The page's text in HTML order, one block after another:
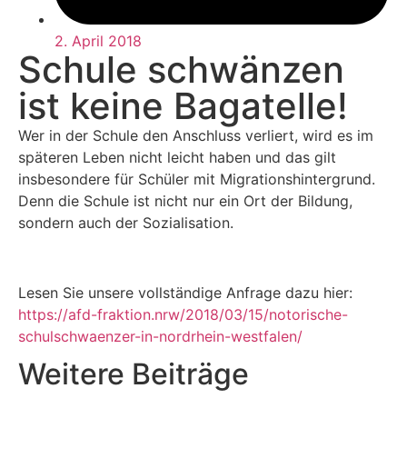
2. April 2018
Schule schwänzen
ist keine Bagatelle!
Wer in der Schule den Anschluss verliert, wird es im
späteren Leben nicht leicht haben und das gilt
insbesondere für Schüler mit Migrationshintergrund.
Denn die Schule ist nicht nur ein Ort der Bildung,
sondern auch der Sozialisation.
Lesen Sie unsere vollständige Anfrage dazu hier:
https://afd-fraktion.nrw/2018/03/15/notorische-
schulschwaenzer-in-nordrhein-westfalen/
Weitere Beiträge